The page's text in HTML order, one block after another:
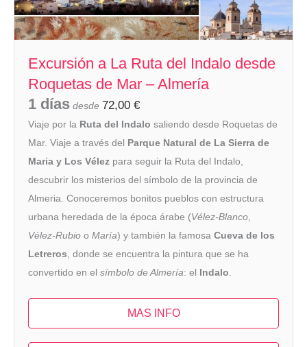
Excursión a La Ruta del Indalo desde
Roquetas de Mar – Almería
1 días desde 72,00 €
Viaje por la Ruta del Indalo saliendo desde Roquetas de
Mar. Viaje a través del Parque Natural de La Sierra de
Maria y Los Vélez para seguir la Ruta del Indalo,
descubrir los misterios del símbolo de la provincia de
Almeria. Conoceremos bonitos pueblos con estructura
urbana heredada de la época árabe (Vélez-Blanco
Vélez-Rubio o María) y también la famosa Cueva de los
Letreros , donde se encuentra la pintura que se ha
convertido en el sí­mbolo de Almería: el Indalo
MAS INFO